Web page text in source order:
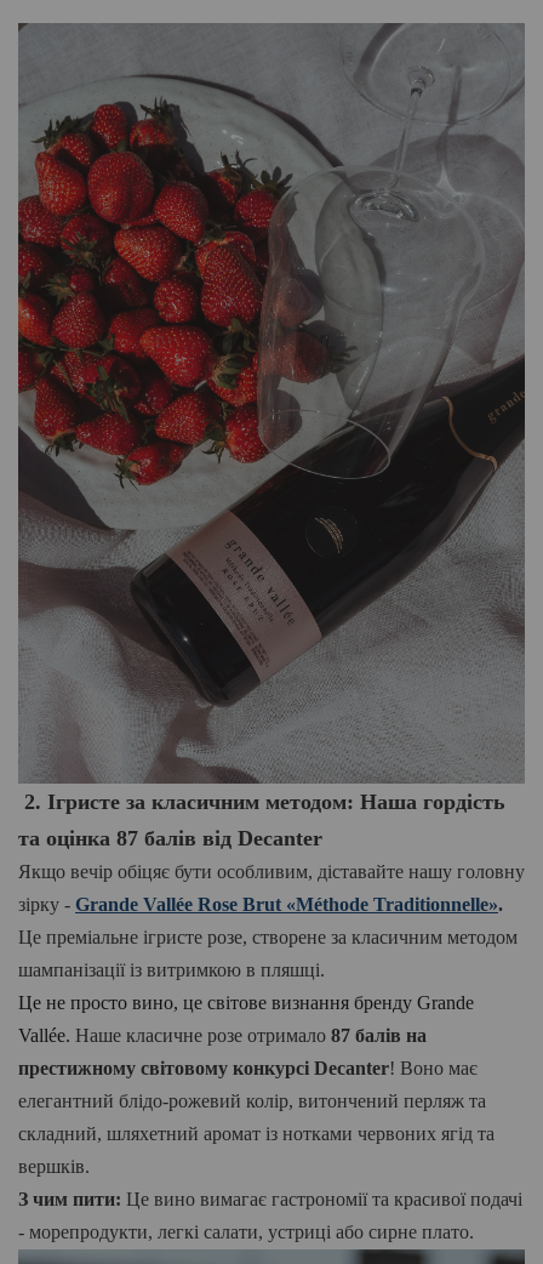
2. Ігристе за класичним методом: Наша гордість
та оцінка 87 балів від Decanter
Якщо вечір обіцяє бути особливим, діставайте нашу головну
зірку - Grande Vallée Rose Brut «Méthode Traditionnelle».
Це преміальне ігристе розе, створене за класичним методом
шампанізаціїіз витримкою в пляшці.
Це не просто вино, це світове визнання бренду Grande
Vallée. Наше класичне розе отримало 87 балів на
престижному світовому конкурсі Decanter! Воно має
елегантний блідо-рожевий колір, витончений перляж та
складний, шляхетний аромат із нотками червоних ягід та
вершків.
З чим пити: Це вино вимагає гастрономії та красивої подачі
- морепродукти, легкі салати, устриці або сирне плато.